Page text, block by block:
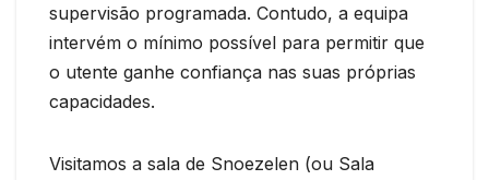
supervisão programada. Contudo, a equipa
intervém o mínimo possível para permitir que
o utente ganhe confiança nas suas próprias
capacidades.
Visitamos a sala de Snoezelen (ou Sala